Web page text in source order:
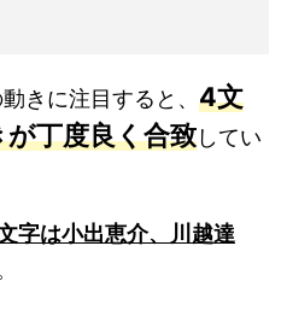
きに注目すると、 4文
丁度良く合致してい
字は小出恵介、川越達